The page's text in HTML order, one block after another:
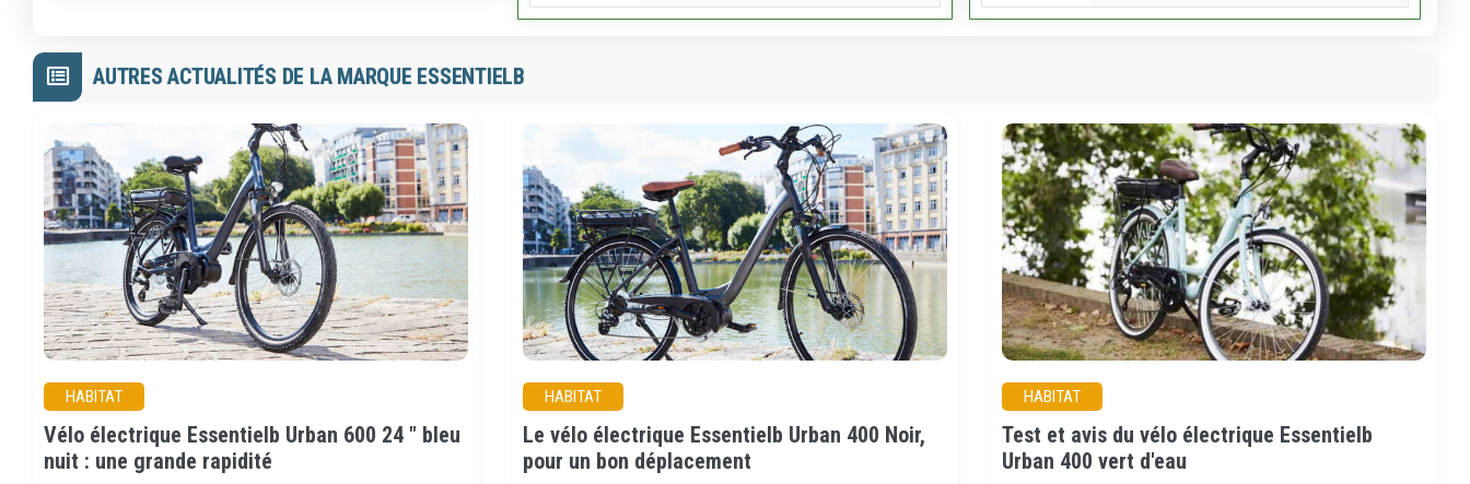
AUTRES ACTUALITÉS DE LA MARQUE ESSENTIELB
HABITAT
Vélo électrique Essentielb Urban 600 24 " bleu
nuit : une grande rapidité
HABITAT
Le vélo électrique Essentielb Urban 400 Noir,
pour un bon déplacement
HABITAT
Test et avis du vélo électrique Essentielb
Urban 400 vert d'eau